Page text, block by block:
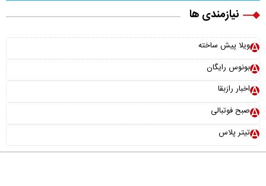
نیازمندی ها
ویلا پیش ساخته
بونوس رایگان
اخبار رازبقا
صبح فوتبالی
تیتر پلاس